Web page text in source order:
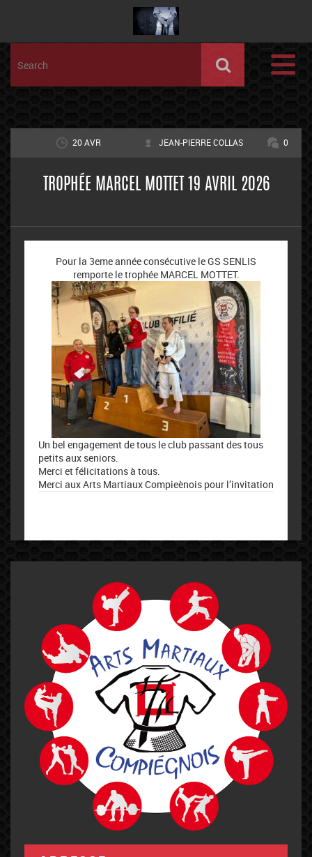
20 AVR JEAN-PIERRE COLLAS 0
TROPHÉE MARCEL MOTTET 19 AVRIL 2026
Pour la 3eme année consécutive le GS SENLIS
remporte le trophée MARCEL MOTTET.
Un bel engagement de tous le club passant des tous
petits aux seniors.
Merci et félicitations à tous.
Merci aux Arts Martiaux Compieènois pour l’invitation